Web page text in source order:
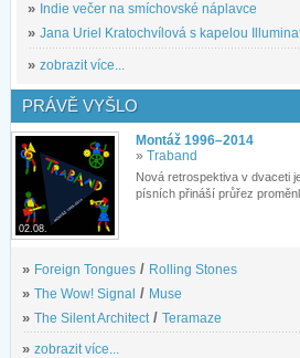
» Indie večer na smíchovské náplavce
» Jana Uriel Kratochvílová s kapelou
» zobrazit více...
PRÁVĚ VYŠLO
02.08.
Montáž 1996–2014
» Traband
Nová retrospektiva v dvaceti
písních přináší průřez
» Foreign Tongues / Rolling Stones
» The Wow! Signal / Muse
» The Silent Architect / Teramaze
» zobrazit více...